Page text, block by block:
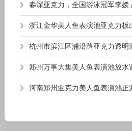
淼深亚克力，全国游泳冠军李嫒
浙江金华美人鱼表演池亚克力板
杭州市滨江区浦沿路亚克力透明
郑州万事大集美人鱼表演池放水
河南郑州亚克力美人鱼表演池正